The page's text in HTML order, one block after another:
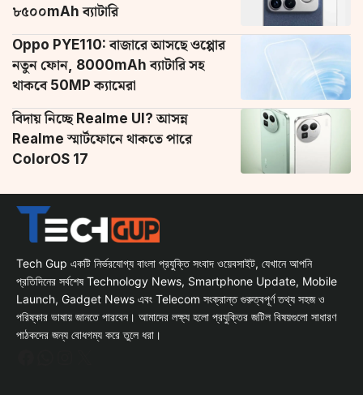
৮৫০০mAh ব্যাটারি
Oppo PYE110: বাজারে আসছে ওপ্পোর
নতুন ফোন, 8000mAh ব্যাটারি সহ
থাকবে 50MP ক্যামেরা
বিদায় নিচ্ছে Realme UI? আসন্ন
Realme স্মার্টফোনে থাকতে পারে
ColorOS 17
Tech Gup একটি নির্ভরযোগ্য বাংলা প্রযুক্তি সংবাদ ওয়েবসাইট, যেখানে আপনি
প্রতিদিনের সর্বশেষ Technology News, Smartphone Update, Mobile
Launch, Gadget News এবং Telecom সংক্রান্ত গুরুত্বপূর্ণ তথ্য সহজ ও
পরিষ্কার ভাষায় জানতে পারবেন। আমাদের লক্ষ্য হলো প্রযুক্তির জটিল বিষয়গুলো সাধারণ
পাঠকদের জন্য বোধগম্য করে তুলে ধরা।